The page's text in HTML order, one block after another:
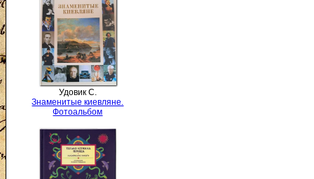
Удовик С.
Знаменитые киевляне.
Фотоальбом